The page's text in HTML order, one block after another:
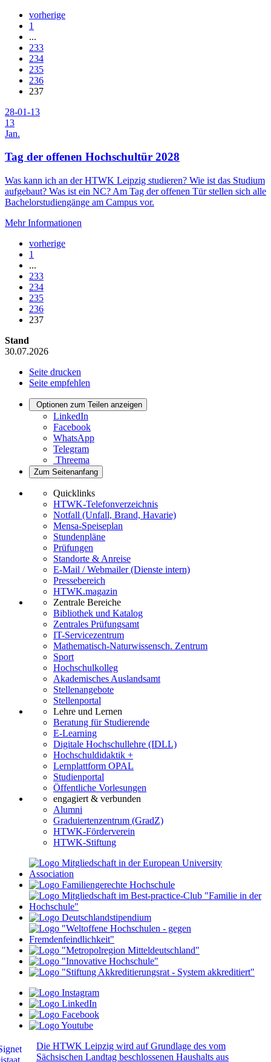
vorherige
1
...
233
234
235
236
237
28-01-13
13
Jan.
Tag der offenen Hochschultür 2028
Was kann ich an der HTWK Leipzig studieren? Wie ist das Studium
aufgebaut? Was ist ein NC? Am Tag der offenen Tür stellen sich alle
Bachelorstudiengänge am Campus vor.
Mehr Informationen
vorherige
1
...
233
234
235
236
237
Stand
30.07.2026
Seite drucken
Seite empfehlen
Optionen zum Teilen anzeigen
LinkedIn
Facebook
WhatsApp
Telegram
Threema
Zum Seitenanfang
Quicklinks
HTWK-Telefonverzeichnis
Notfall (Unfall, Brand, Havarie)
Mensa-Speiseplan
Stundenpläne
Prüfungen
Standorte & Anreise
E-Mail / Webmailer (Dienste intern)
Pressebereich
HTWK.magazin
Zentrale Bereiche
Bibliothek und Katalog
Zentrales Prüfungsamt
IT-Servicezentrum
Mathematisch-Naturwissensch. Zentrum
Sport
Hochschulkolleg
Akademisches Auslandsamt
Stellenangebote
Stellenportal
Lehre und Lernen
Beratung für Studierende
E-Learning
Digitale Hochschullehre (IDLL)
Hochschuldidaktik +
Lernplattform OPAL
Studienportal
Öffentliche Vorlesungen
engagiert & verbunden
Alumni
Graduiertenzentrum (GradZ)
HTWK-Förderverein
HTWK-Stiftung
Die HTWK Leipzig wird auf Grundlage des vom
Sächsischen Landtag beschlossenen Haushalts aus